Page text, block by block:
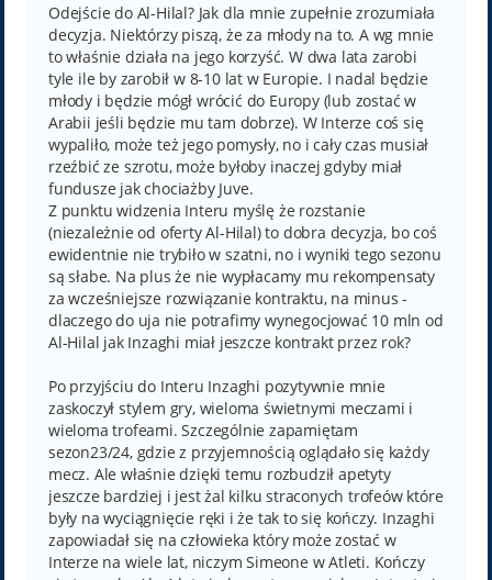
Odejście do Al-Hilal? Jak dla mnie zupełnie zrozumiała
decyzja. Niektórzy piszą, że za młody na to. A wg mnie
to właśnie działa na jego korzyść. W dwa lata zarobi
tyle ile by zarobił w 8-10 lat w Europie. I nadal będzie
młody i będzie mógł wrócić do Europy (lub zostać w
Arabii jeśli będzie mu tam dobrze). W Interze coś się
wypaliło, może też jego pomysły, no i cały czas musiał
rzeźbić ze szrotu, może byłoby inaczej gdyby miał
fundusze jak chociażby Juve.
Z punktu widzenia Interu myślę że rozstanie
(niezależnie od oferty Al-Hilal) to dobra decyzja, bo coś
ewidentnie nie trybiło w szatni, no i wyniki tego sezonu
są słabe. Na plus że nie wypłacamy mu rekompensaty
za wcześniejsze rozwiązanie kontraktu, na minus -
dlaczego do uja nie potrafimy wynegocjować 10 mln od
Al-Hilal jak Inzaghi miał jeszcze kontrakt przez rok?
Po przyjściu do Interu Inzaghi pozytywnie mnie
zaskoczył stylem gry, wieloma świetnymi meczami i
wieloma trofeami. Szczególnie zapamiętam
sezon23/24, gdzie z przyjemnością oglądało się każdy
mecz. Ale właśnie dzięki temu rozbudził apetyty
jeszcze bardziej i jest żal kilku straconych trofeów które
były na wyciągnięcie ręki i że tak to się kończy. Inzaghi
zapowiadał się na człowieka który może zostać w
Interze na wiele lat, niczym Simeone w Atleti. Kończy